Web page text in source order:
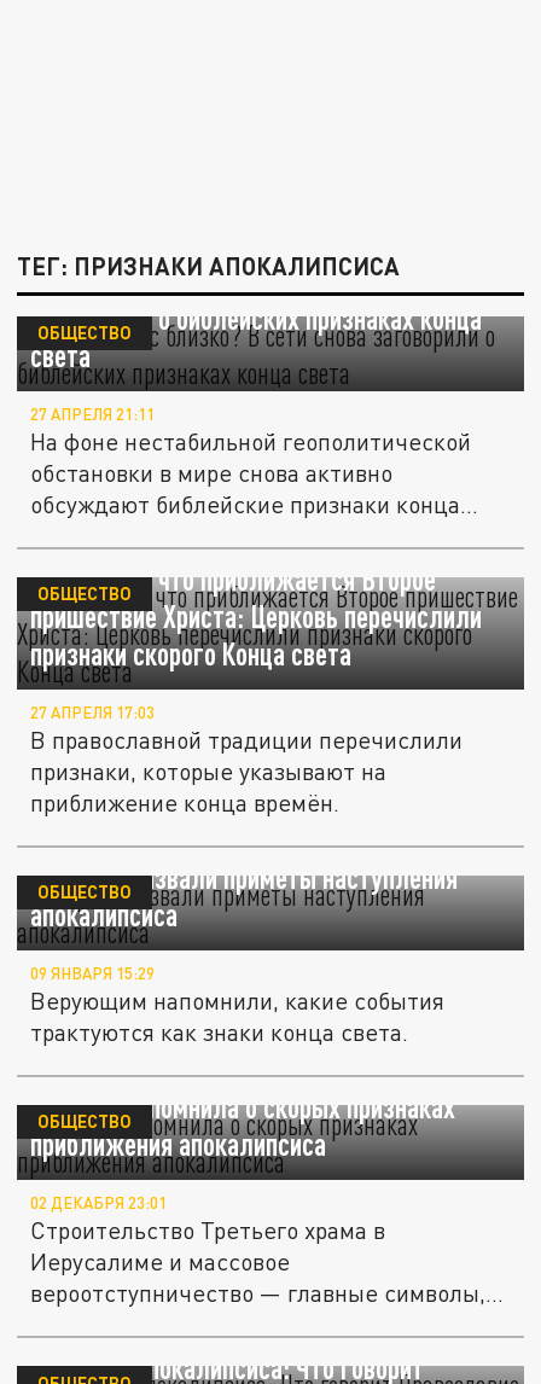
ТЕГ: ПРИЗНАКИ АПОКАЛИПСИСА
Апокалипсис близко? В сети снова
заговорили о библейских признаках конца
света
ОБЩЕСТВО
27 АПРЕЛЯ 21:11
На фоне нестабильной геополитической
обстановки в мире снова активно
обсуждают библейские признаки конца...
Как понять, что приближается Второе
пришествие Христа: Церковь перечислили
признаки скорого Конца света
ОБЩЕСТВО
27 АПРЕЛЯ 17:03
В православной традиции перечислили
признаки, которые указывают на
приближение конца времён.
В церкви назвали приметы наступления
апокалипсиса
ОБЩЕСТВО
09 ЯНВАРЯ 15:29
Верующим напомнили, какие события
трактуются как знаки конца света.
Церковь напомнила о скорых признаках
приближения апокалипсиса
ОБЩЕСТВО
02 ДЕКАБРЯ 23:01
Строительство Третьего храма в
Иерусалиме и массовое
вероотступничество — главные символы,
Признаки апокалипсиса: Что говорит